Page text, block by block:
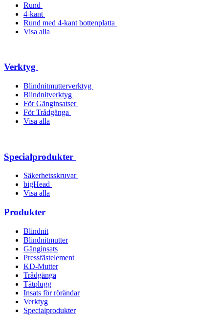
Rund
4-kant
Rund med 4-kant bottenplatta
Visa alla
Verktyg
Blindnitmutterverktyg
Blindnitverktyg
För Gänginsatser
För Trådgänga
Visa alla
Specialprodukter
Säkerhetsskruvar
bigHead
Visa alla
Produkter
Blindnit
Blindnitmutter
Gänginsats
Pressfästelement
KD-Mutter
Trådgänga
Tätplugg
Insats för rörändar
Verktyg
Specialprodukter